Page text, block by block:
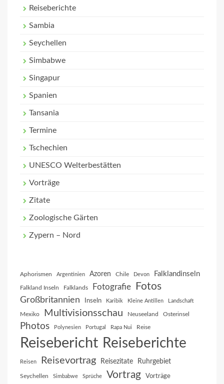
Reiseberichte
Sambia
Seychellen
Simbabwe
Singapur
Spanien
Tansania
Termine
Tschechien
UNESCO Welterbestätten
Vorträge
Zitate
Zoologische Gärten
Zypern – Nord
Aphorismen Argentinien Azoren Chile Devon Falklandinseln
Falkland Inseln Falklands Fotografie Fotos
Großbritannien Inseln Karibik Kleine Antillen Landschaft
Mexiko Multivisionsschau Neuseeland Osterinsel
Photos Polynesien Portugal Rapa Nui Reise
Reisebericht Reiseberichte
Reisen Reisevortrag Reisezitate Ruhrgebiet
Seychellen Simbabwe Sprüche Vortrag Vorträge